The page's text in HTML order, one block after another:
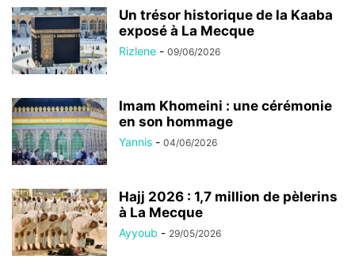
Un trésor historique de la Kaaba
exposé à La Mecque
Rizlene - 09/06/2026
Imam Khomeini : une cérémonie
en son hommage
Yannis - 04/06/2026
Hajj 2026 : 1,7 million de pèlerins
à La Mecque
Ayyoub - 29/05/2026